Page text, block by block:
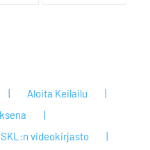
Aloita Keilailu
SKL:n videokirjasto